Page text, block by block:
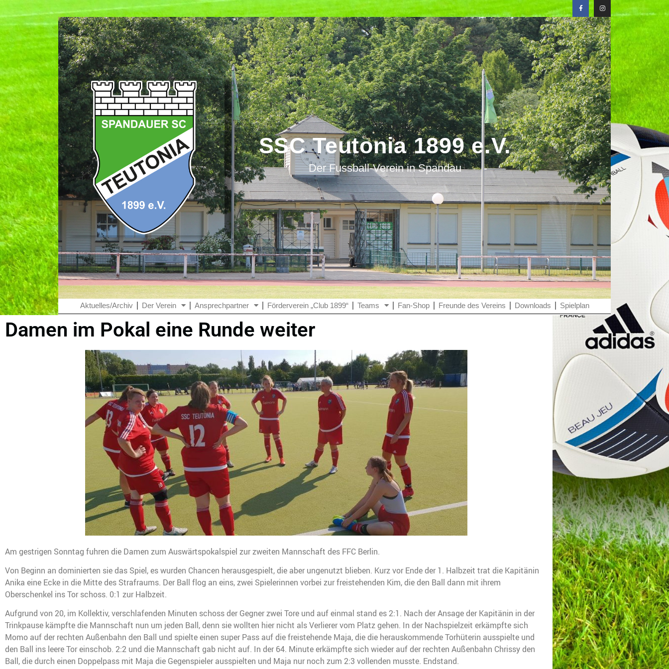
SSC Teutonia 1899 e.V.
Der Fussball-Verein in Spandau
Aktuelles/Archiv Der Verein Ansprechpartner Förderverein „Club 1899“ Teams Fan-Shop Freunde des Vereins Downloads Spielplan
Damen im Pokal eine Runde weiter
Am gestrigen Sonntag fuhren die Damen zum Auswärtspokalspiel zur zweiten Mannschaft des FFC Berlin.
Von Beginn an dominierten sie das Spiel, es wurden Chancen herausgespielt, die aber ungenutzt blieben. Kurz vor Ende der 1. Halbzeit trat die Kapitänin
Anika eine Ecke in die Mitte des Strafraums. Der Ball flog an eins, zwei Spielerinnen vorbei zur freistehenden Kim, die den Ball dann mit ihrem
Oberschenkel ins Tor schoss. 0:1 zur Halbzeit.
Aufgrund von 20, im Kollektiv, verschlafenden Minuten schoss der Gegner zwei Tore und auf einmal stand es 2:1. Nach der Ansage der Kapitänin in der
Trinkpause kämpfte die Mannschaft nun um jeden Ball, denn sie wollten hier nicht als Verlierer vom Platz gehen. In der Nachspielzeit erkämpfte sich
Momo auf der rechten Außenbahn den Ball und spielte einen super Pass auf die freistehende Maja, die die herauskommende Torhüterin ausspielte und
den Ball ins leere Tor einschob. 2:2 und die Mannschaft gab nicht auf. In der 64. Minute erkämpfte sich wieder auf der rechten Außenbahn Chrissy den
Ball, die durch einen Doppelpass mit Maja die Gegenspieler ausspielten und Maja nur noch zum 2:3 vollenden musste. Endstand.